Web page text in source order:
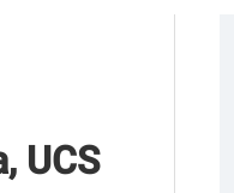
UCS